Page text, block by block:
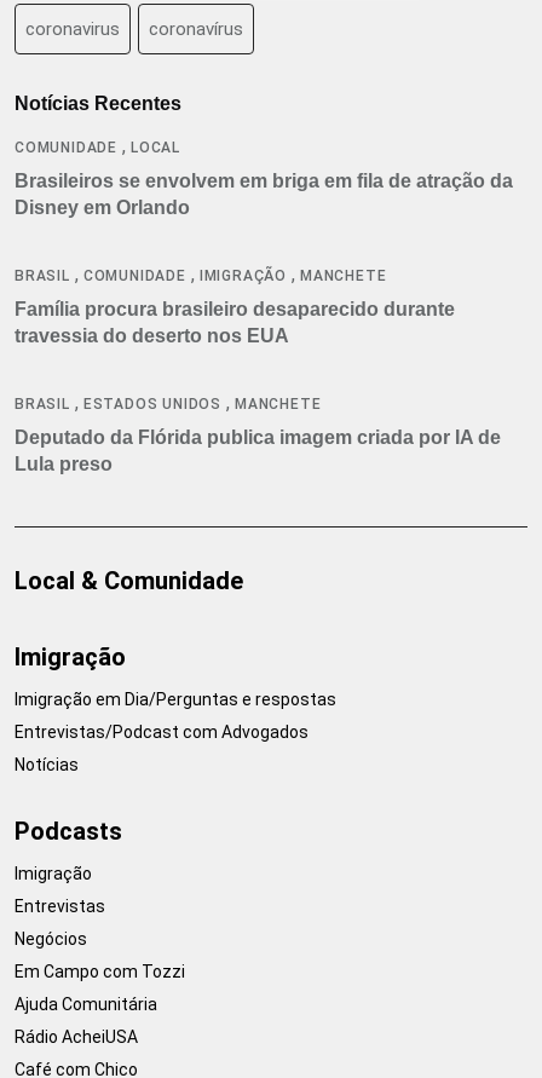
coronavirus coronavírus
Notícias Recentes
COMUNIDADE , LOCAL
Brasileiros se envolvem em briga em fila de atração da
Disney em Orlando
BRASIL , COMUNIDADE , IMIGRAÇÃO ,MANCHETE
Família procura brasileiro desaparecido durante
travessia do deserto nos EUA
BRASIL , ESTADOS UNIDOS ,MANCHETE
Deputado da Flórida publica imagem criada por IA de
Lula preso
Local & Comunidade
Imigração
Imigração em Dia/Perguntas e respostas
Entrevistas/Podcast com Advogados
Notícias
Podcasts
Imigração
Entrevistas
Negócios
Em Campo com Tozzi
Ajuda Comunitária
Rádio AcheiUSA
Café com Chico